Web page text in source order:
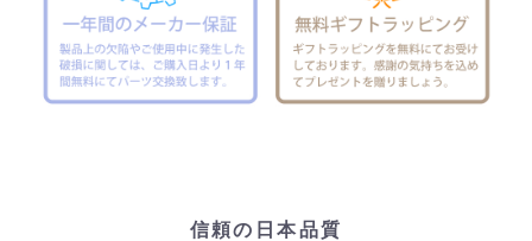
信頼の日本品質